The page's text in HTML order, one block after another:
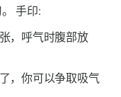
。手印:
，呼气时腹部放
，你可以争取吸气